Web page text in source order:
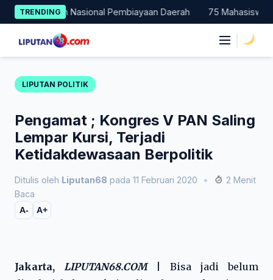
Skip
to
content
TRENDINGNasional Pembiayaan Daerah 75 Mahasiswa
LIPUTAN POLITIK
Pengamat ; Kongres V PAN Saling
Lempar Kursi, Terjadi
Ketidakdewasaan Berpolitik
Ditulis oleh Liputan68 pada 11 Februari 2020 •
2 Menit
Baca
A- A+
Jakarta,LIPUTAN68.COM|
Bisa jadi belum